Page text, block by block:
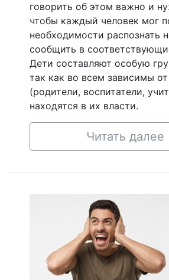
говорить об этом важно и
чтобы каждый человек мог
необходимости распознать
сообщить в
Дети составляют особую
так как во всем зависимы
(родители, воспитатели,
находятся в их власти.
Читать далее